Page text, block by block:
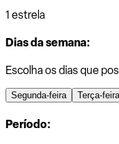
1 estrela
Dias da semana:
Escolha os dias que
Segunda-feira Terça-feira
Período: